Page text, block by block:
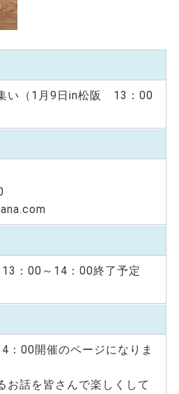
い（1月9日in松阪 13：00
：00～14：00終了予定
：00開催のページになりま
お話を皆さんで楽しくして